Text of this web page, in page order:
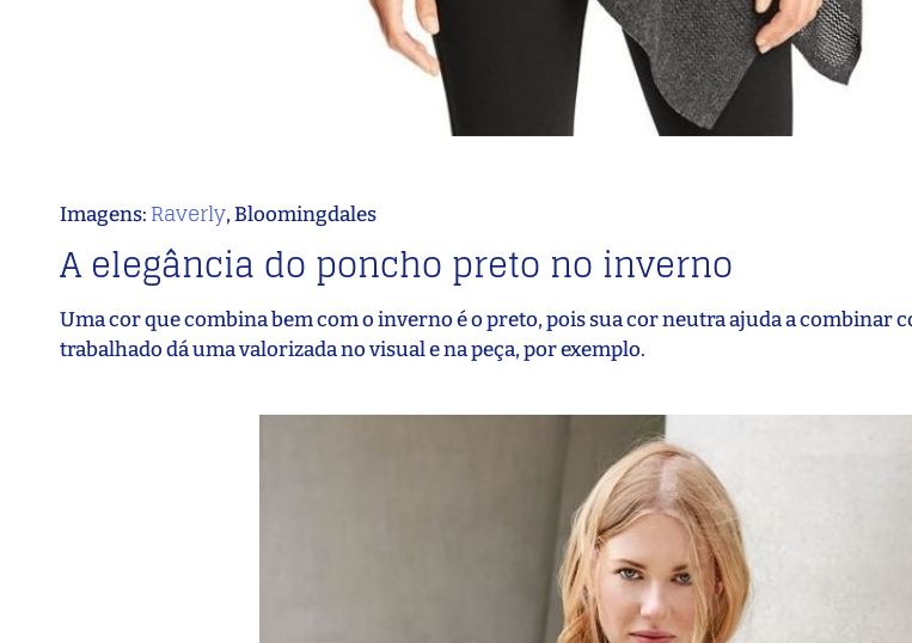
Imagens: Raverly, Bloomingdales
A elegância do poncho preto no inverno
Uma cor que combina bem com o inverno é o preto, pois sua cor neutra ajuda a combinar
trabalhado dá uma valorizada no visual e na peça, por exemplo.